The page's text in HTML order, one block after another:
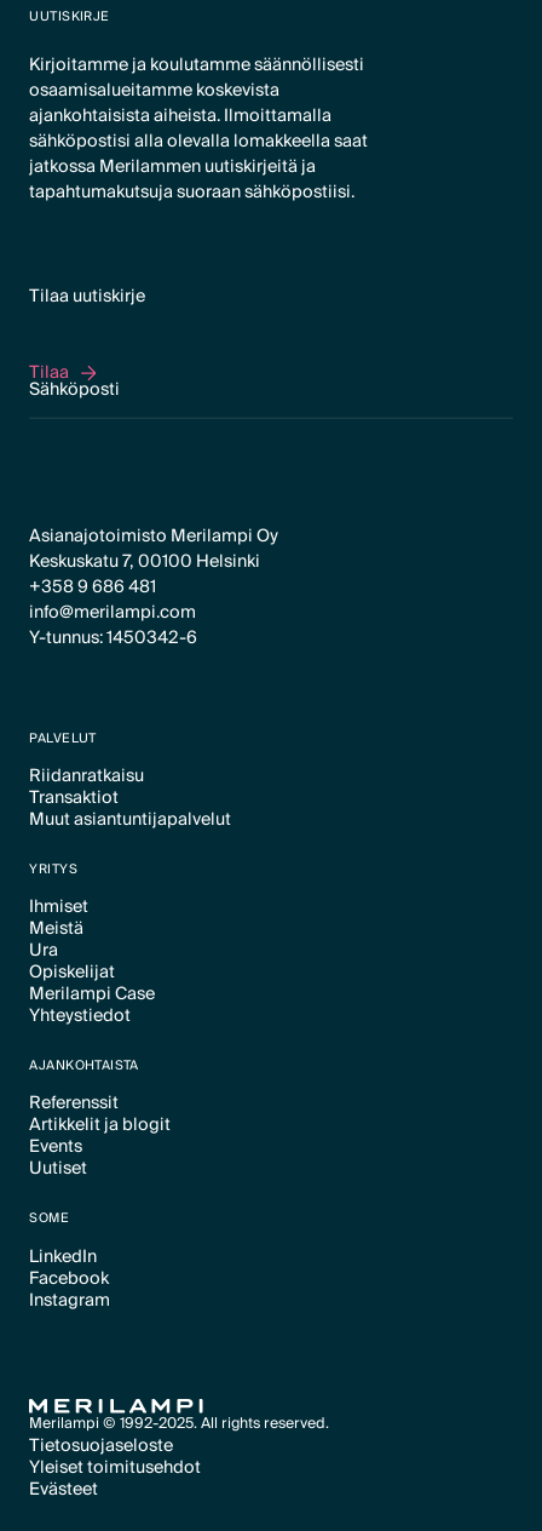
UUTISKIRJE
Kirjoitamme ja koulutamme säännöllisesti
osaamisalueitamme koskevista
ajankohtaisista aiheista. Ilmoittamalla
sähköpostisi alla olevalla lomakkeella saat
jatkossa Merilammen uutiskirjeitä ja
tapahtumakutsuja suoraan sähköpostiisi.
Tilaa uutiskirje
Tilaa
Tilaa
Asianajotoimisto Merilampi Oy
Keskuskatu 7, 00100 Helsinki
+358 9 686 481
info@merilampi.com
Y-tunnus: 1450342-6
PALVELUT
Riidanratkaisu
Text Link
Transaktiot
Text Link
Muut asiantuntijapalvelut
YRITYS
Ihmiset
Text Link
Meistä
Text Link
Ura
Text Link
Opiskelijat
Text Link
Merilampi Case
Text Link
Yhteystiedot
AJANKOHTAISTA
Referenssit
Text Link
Artikkelit ja blogit
Text Link
Events
Text Link
Uutiset
SOME
LinkedIn
Text Link
Facebook
Text Link
Instagram
Merilampi © 1992-2025. All rights reserved.
Tietosuojaseloste
Text Link
Yleiset toimitusehdot
Text Link
Evästeet